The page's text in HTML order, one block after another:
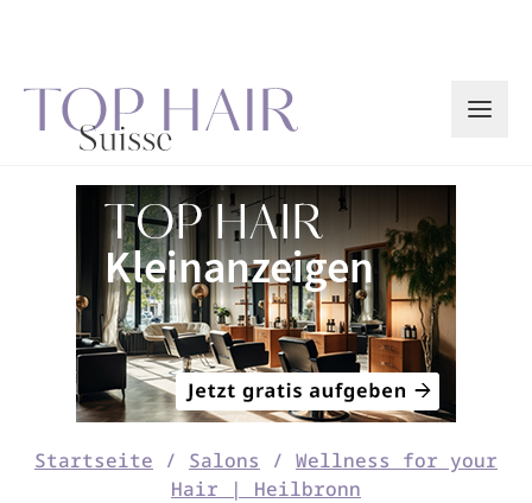
Startseite / Salons / Wellness for your
Hair | Heilbronn